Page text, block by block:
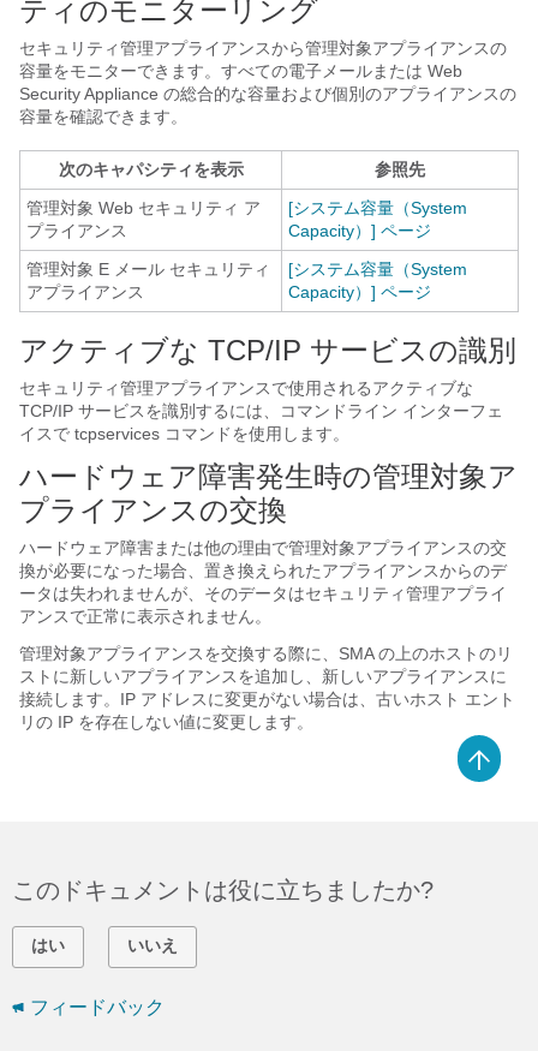
ティのモニターリング
セキュリティ管理アプライアンスから管理対象アプライアンスの
容量をモニターできます。すべての電子メールまたは Web
Security Appliance の総合的な容量および個別のアプライアンスの
容量を確認できます。
次のキャパシティを表示
参照先
管理対象 Web セキュリティ ア
プライアンス
[システム容量（System
Capacity）] ページ
管理対象 E メール セキュリティ
アプライアンス
[システム容量（System
Capacity）] ページ
アクティブな TCP/IP サービスの識別
セキュリティ管理アプライアンスで使用されるアクティブな
TCP/IP サービスを識別するには、コマンドライン インターフェ
イスで tcpservices コマンドを使用します。
ハードウェア障害発生時の管理対象ア
プライアンスの交換
ハードウェア障害または他の理由で管理対象アプライアンスの交
換が必要になった場合、置き換えられたアプライアンスからのデ
ータは失われませんが、そのデータはセキュリティ管理アプライ
アンスで正常に表示されません。
管理対象アプライアンスを交換する際に、SMA の上のホストのリ
ストに新しいアプライアンスを追加し、新しいアプライアンスに
接続します。IP アドレスに変更がない場合は、古いホスト エント
リの IP を存在しない値に変更します。
このドキュメントは役に立ちましたか?
はい いいえ
フィードバック